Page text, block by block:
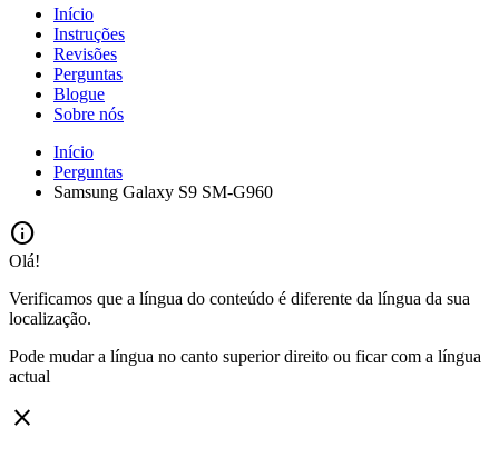
Início
Instruções
Revisões
Perguntas
Blogue
Sobre nós
Início
Perguntas
Samsung Galaxy S9 SM-G960
info
Olá!
Verificamos que a língua do conteúdo é diferente da língua da sua
localização.
Pode mudar a língua no canto superior direito ou ficar com a língua
actual
close